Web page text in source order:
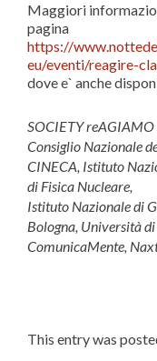
Maggiori
pagina
https://www.
eu/eventi/reagire-
dove e` anche
SOCIETY reAGIAMO
Consiglio Nazionale
CINECA, Istituto
di Fisica Nucleare,
Istituto Nazionale di
Bologna, Università di
ComunicaMente,
This entry was